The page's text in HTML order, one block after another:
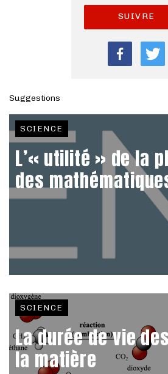
SUIVRE
Suggestions
SCIENCE
L’« utilité » de la
des
SCIENCE
La durée de vie
la matière